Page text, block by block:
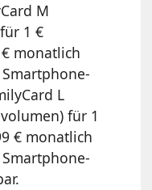
M
1 €
monatlich
L
für 1
€ monatlich